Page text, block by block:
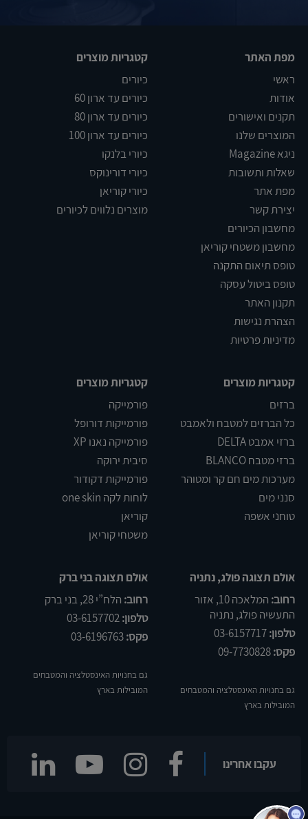
מפת האתר
ראשי
אודות
תקנים ואישורים
המוצרים שלנו
ניגא Magazine
שאלות ותשובות
מפת אתר
יצירת קשר
מחשבון הכיורים
מחשבון משטחי קוריאן
טופס תיאום התקנה
טופס ביטול עסקה
תקנון האתר
הצהרת נגישות
מדיניות פרטיות
קטגריות מוצרים
כיורים
כיורים עד ארון 60
כיורים עד ארון 80
כיורים עד ארון 100
כיורי בלנקו
כיורי דורינוקס
כיורי קוריאן
מוצרים נלווים לכיורים
קטגריות מוצרים
ברזים
כל הברזים למטבח ולאמבט
ברזי אמבט DELTA
ברזי מטבח BLANCO
מערכות מים חם קר ומטוהר
סנני מים
טוחני אשפה
קטגריות מוצרים
פורמייקה
פורמייקות דורופל
פורמייקה נאנו XP
סיבית ירוקה
פורמייקות דקודור
לוחות לקה one skin
קוריאן
משטחי קוריאן
אולם תצוגה פולג, נתניה
רחוב:
המלאכה 10, אזור
התעשיה פולג, נתניה
טלפון:03-6157717
פקס:
גם בחנויות האינסטלציה והמטבחים
המובילות בארץ
אולם תצוגה בני ברק
רחוב: הלח”י 28, בני ברק
טלפון:03-6157702
פקס:
גם בחנויות האינסטלציה והמטבחים
המובילות בארץ
עקבו אחרינו